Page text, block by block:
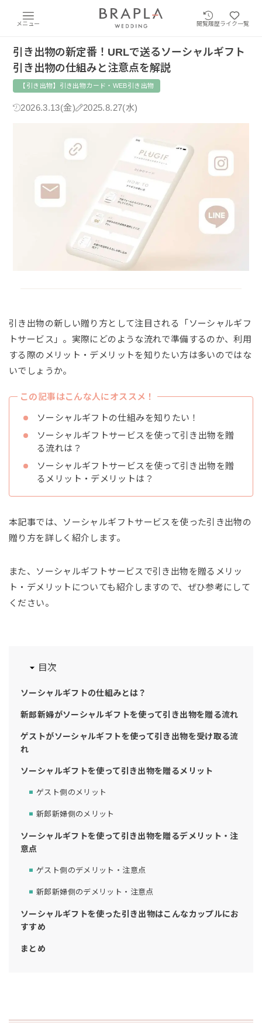
メニュー 閲覧履歴ライク一覧
引き出物の新定番！URLで送るソーシャルギフト
引き出物の仕組みと注意点を解説
【引き出物】引き出物カード・WEB引き出物
2026.3.13(金) 2025.8.27(水)
引き出物の新しい贈り方として注目される「ソーシャルギフ
トサービス」。実際にどのような流れで準備するのか、利用
する際のメリット・デメリットを知りたい方は多いのではな
いでしょうか。
この記事はこんな人にオススメ！
ソーシャルギフトの仕組みを知りたい！
ソーシャルギフトサービスを使って引き出物を贈
る流れは？
ソーシャルギフトサービスを使って引き出物を贈
るメリット・デメリットは？
本記事では、ソーシャルギフトサービスを使った引き出物の
贈り方を詳しく紹介します。
また、ソーシャルギフトサービスで引き出物を贈るメリッ
ト・デメリットについても紹介しますので、ぜひ参考にして
ください。
目次
ソーシャルギフトの仕組みとは？
新郎新婦がソーシャルギフトを使って引き出物を贈る流れ
ゲストがソーシャルギフトを使って引き出物を受け取る流
れ
ソーシャルギフトを使って引き出物を贈るメリット
ゲスト側のメリット
新郎新婦側のメリット
ソーシャルギフトを使って引き出物を贈るデメリット・注
意点
ゲスト側のデメリット・注意点
新郎新婦側のデメリット・注意点
ソーシャルギフトを使った引き出物はこんなカップルにお
すすめ
まとめ